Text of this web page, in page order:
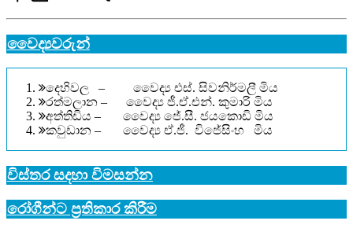
වෛද්‍යවරුන්
දෙහිවල – වෛද්‍ය එස්. සිවනිර්මලී මිය
රත්මලාන – වෛද්‍ය ජී.ඒ.එන්. කුමාරි මිය
අත්තිඩිය – වෛද්‍ය ජේ.සී. ජයකොඩි මිය
කවුඩාන – වෛද්‍ය ඒ.ජී. විජේසිංහ මිය
විස්තර සදහා විමසන්න
රෝගීන්ට ප්‍රතිකාර කිරීම